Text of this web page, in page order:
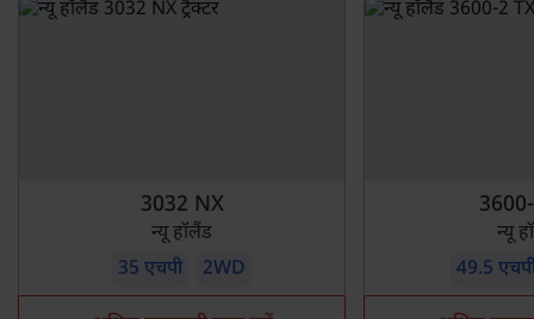
3032 NX
न्यू हॉलैंड
35 एचपी
2WD
न्यू
49.5